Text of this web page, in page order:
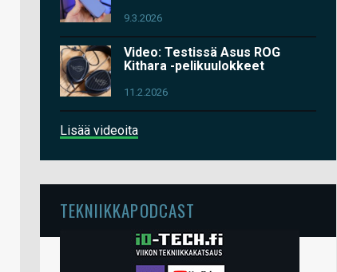
9.3.2026
Video: Testissä Asus ROG
Kithara -pelikuulokkeet
11.2.2026
Lisää videoita
TEKNIIKKAPODCAST